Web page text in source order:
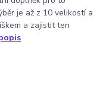
je až z 10 velikostí a
a zajistit ten